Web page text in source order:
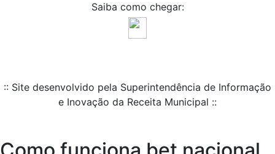
Saiba como chegar:
:: Site desenvolvido pela Superintendência de Informação
e Inovação da Receita Municipal ::